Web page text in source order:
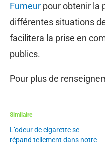
Fumeur pour obtenir la
différentes situations
facilitera la prise en
publics.
Pour plus de
Similaire
L’odeur de cigarette se
répand tellement dans notre